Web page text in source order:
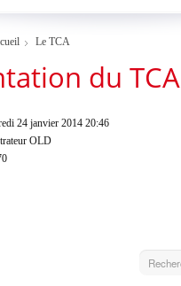
Le TCA
du TCA
24 janvier 2014 20:46
OLD